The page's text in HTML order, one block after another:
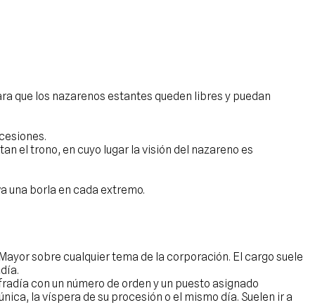
que los nazarenos estantes queden libres y puedan
el trono, en cuyo lugar la visión del nazareno es
una borla en cada extremo.
sobre cualquier tema de la corporación. El cargo suele
con un número de orden y un puesto asignado
la víspera de su procesión o el mismo día. Suelen ir a